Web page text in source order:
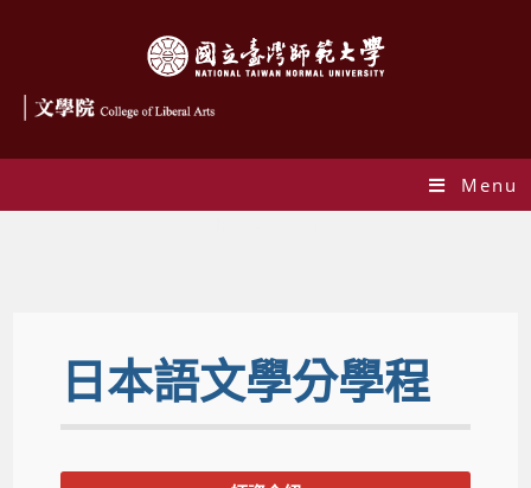
Menu
日本語文學分學程